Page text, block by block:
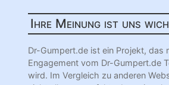
Ihre Meinung ist uns
Dr-Gumpert.de ist ein Projekt, das
Engagement vom Dr-Gumpert.de
wird. Im Vergleich zu anderen